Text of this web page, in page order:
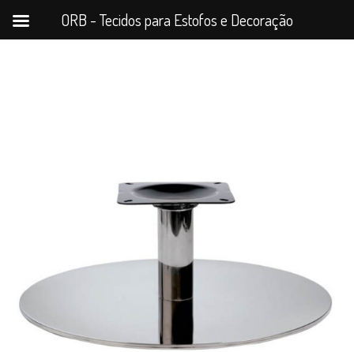
ORB - Tecidos para Estofos e Decoração